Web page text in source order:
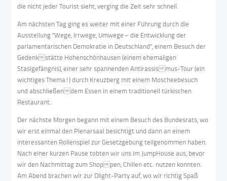
die nicht jeder Tourist sieht, verging die Zeit sehr schnell.
Am nächsten Tag ging es weiter mit einer Führung durch die
Ausstellung "Wege, Irrwege, Umwege – die Entwicklung der
parlamentarischen Demokratie in Deutschland", einem Besuch der
Gedenkstätte Hohenschönhausen (einem ehemaligen
Stasigefängnis), einer sehr spannenden Antirassismus-Tour (ein
wichtiges Thema!) durch Kreuzberg mit einem Moscheebesuch
und abschließendem Essen in einem traditionell türkischen
Restaurant.
Der nächste Morgen begann mit einem Besuch des Bundesrats, wo
wir erst einmal den Plenarsaal besichtigt und dann an einem
interessanten Rollenspiel zur Gesetzgebung teilgenommen haben.
Nach einer kurzen Pause tobten wir uns im JumpHouse aus, bevor
wir den Nachmittag zum Shoppen, Chillen etc. nutzen konnten.
Am Abend brachen wir zur Dlight-Party auf, wo wir richtig Spaß